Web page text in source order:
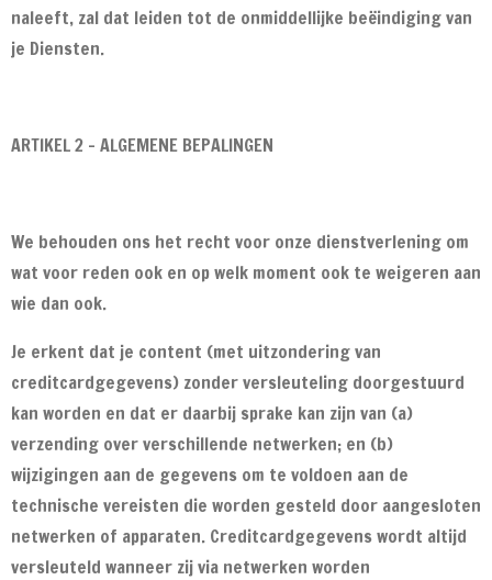
naleeft, zal dat leiden tot de onmiddellijke beëindiging van
je Diensten.
ARTIKEL 2 - ALGEMENE BEPALINGEN
We behouden ons het recht voor onze dienstverlening om
wat voor reden ook en op welk moment ook te weigeren aan
wie dan ook.
Je erkent dat je content (met uitzondering van
creditcardgegevens) zonder versleuteling doorgestuurd
kan worden en dat er daarbij sprake kan zijn van (a)
verzending over verschillende netwerken; en (b)
wijzigingen aan de gegevens om te voldoen aan de
technische vereisten die worden gesteld door aangesloten
netwerken of apparaten. Creditcardgegevens wordt altijd
versleuteld wanneer zij via netwerken worden